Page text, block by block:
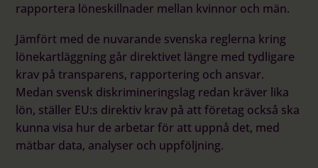
rapportera löneskillnader mellan kvinnor och män.
Jämfört med de nuvarande svenska reglerna kring
lönekartläggning går direktivet längre med tydligare
krav på transparens, rapportering och ansvar.
Medan svensk diskrimineringslag redan kräver lika
lön, ställer EU:s direktiv krav på att företag också ska
kunna visa hur de arbetar för att uppnå det, med
mätbar data, analyser och uppföljning.